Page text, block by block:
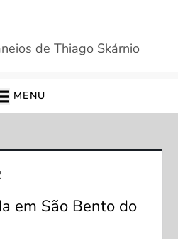
de Thiago Skárnio
MENU
em São Bento do